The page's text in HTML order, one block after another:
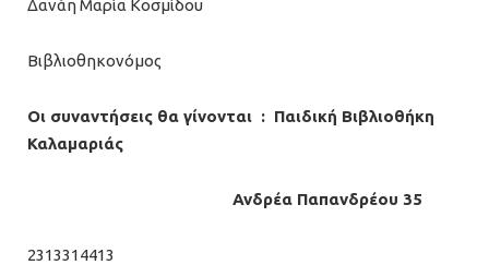
Δανάη Μαρία Κοσμίδου
Βιβλιοθηκονόμος
Οι συναντήσεις θα γίνονται : Παιδική Βιβλιοθήκη
Καλαμαριάς
Ανδρέα Παπανδρέου 35
2313314413